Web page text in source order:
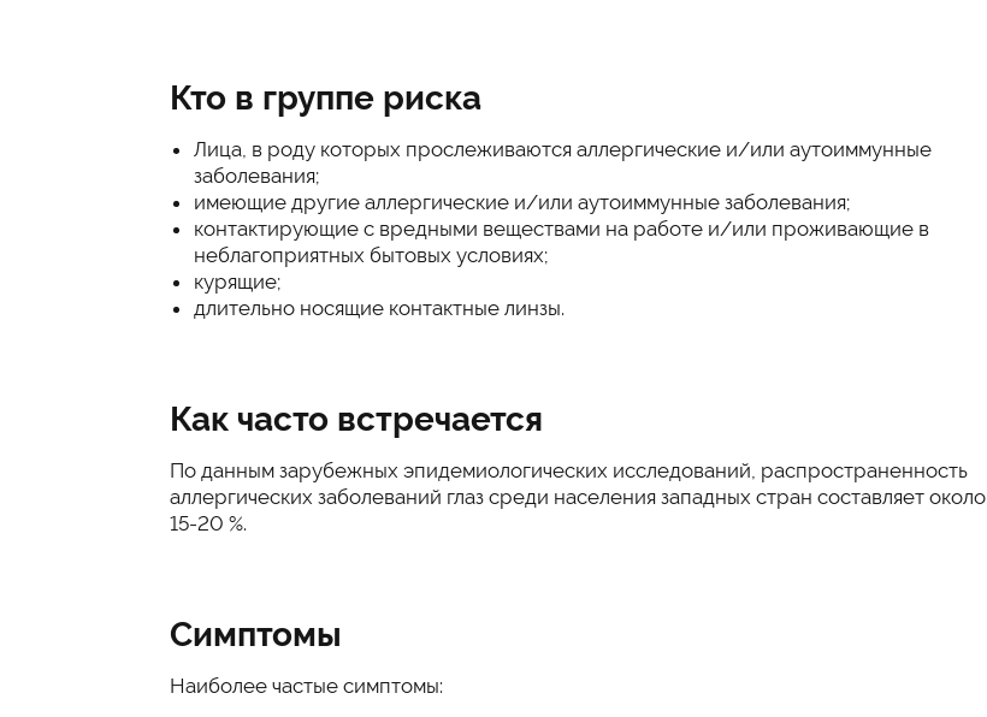
Кто в группе риска
Лица, в роду которых прослеживаются аллергические и/или аутоиммунные
заболевания;
имеющие другие аллергические и/или аутоиммунные заболевания;
контактирующие с вредными веществами на работе и/или проживающие в
неблагоприятных бытовых условиях;
курящие;
длительно носящие контактные линзы.
Как часто встречается
По данным зарубежных эпидемиологических исследований, распространенность
аллергических заболеваний глаз среди населения западных стран составляет около
15-20 %.
Симптомы
Наиболее частые симптомы: